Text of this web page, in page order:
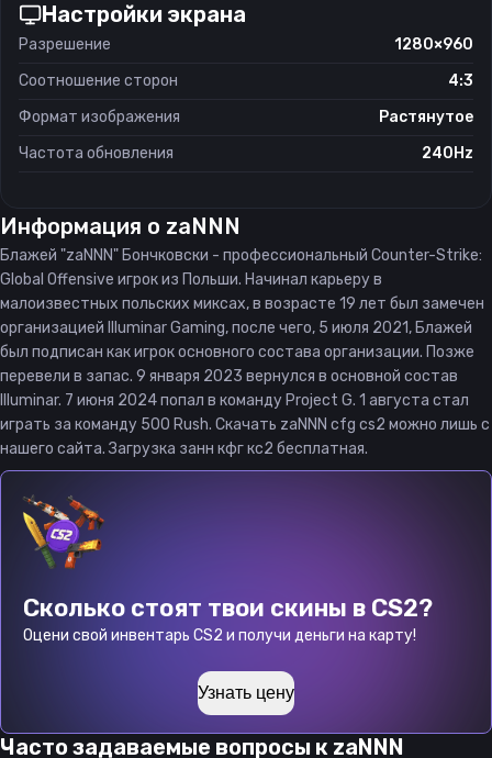
Настройки экрана
Разрешение
1280×960
Соотношение сторон
4:3
Формат изображения
Растянутое
Частота обновления
240Hz
Информация о zaNNN
Блажей "zaNNN" Бончковски - профессиональный Counter-Strike:
Global Offensive игрок из Польши. Начинал карьеру в
малоизвестных польских миксах, в возрасте 19 лет был замечен
организацией Illuminar Gaming, после чего, 5 июля 2021, Блажей
был подписан как игрок основного состава организации. Позже
перевели в запас. 9 января 2023 вернулся в основной состав
Illuminar. 7 июня 2024 попал в команду Project G. 1 августа стал
играть за команду 500 Rush. Скачать zaNNN cfg cs2 можно лишь с
нашего сайта. Загрузка занн кфг кс2 бесплатная.
Сколько стоят твои скины в CS2?
Оцени свой инвентарь CS2 и получи деньги на карту!
Узнать цену
Часто задаваемые вопросы к zaNNN